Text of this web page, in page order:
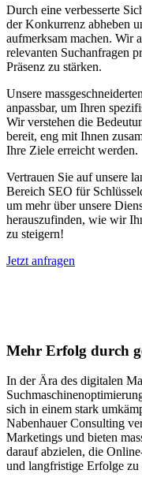
Durch eine verbesserte
der Konkurrenz abheben
aufmerksam machen. Wir
relevanten Suchanfragen
Präsenz zu stärken.
Unsere
anpassbar, um Ihren
Wir verstehen die
bereit, eng mit Ihnen
Ihre Ziele erreicht werden.
Vertrauen Sie auf unsere
Bereich SEO für
um mehr über unsere
herauszufinden, wie wir
zu steigern!
Jetzt anfragen
Mehr Erfolg durch
In der Ära des digitalen
sich in einem stark
Nabenhauer Consulting
Marketings und bieten
darauf abzielen, die
und langfristige Erfolge zu